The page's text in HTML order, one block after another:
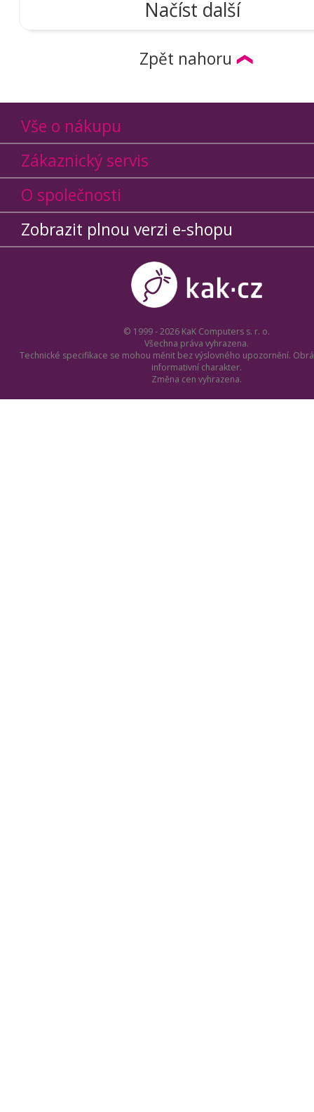
Načíst další
Zpět nahoru
Vše o nákupu
Zákaznický servis
O společnosti
Zobrazit plnou verzi e-shopu
© 1999 - 2026 KaK Computers s. r. o.
Všechna práva vyhrazena.
Technické specifikace se mohou měnit bez výslovného upozornění.
informativní charakter.
Změna cen vyhrazena.